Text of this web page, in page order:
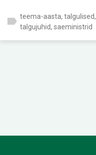
teema-aasta, talgulised,
talgujuhid, saeministrid